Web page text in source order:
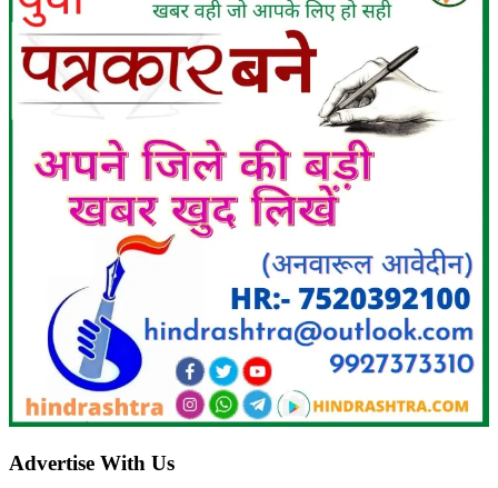
Advertise With Us